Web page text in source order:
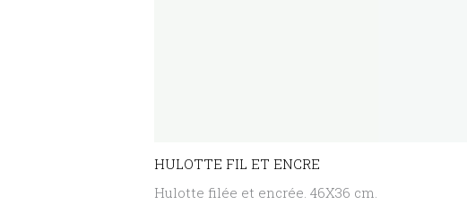
HULOTTE FIL ET ENCRE
Hulotte filée et encrée. 46X36 cm.